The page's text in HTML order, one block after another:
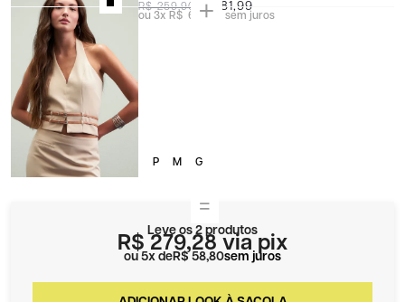
R$ 259,90 R$ 181,99
3xR$ 60,66sem juros
P M G
Leve os 2 produtos
R$ 279,28 via pix
5x R$ 58,80sem juros